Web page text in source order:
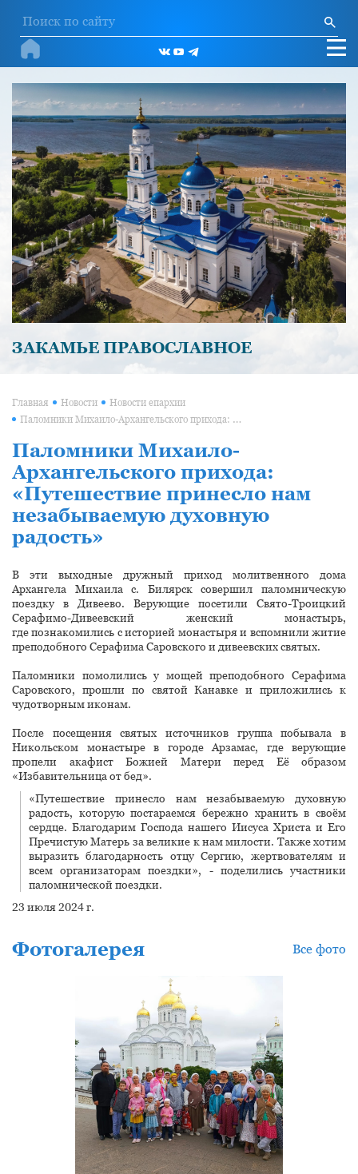
ЗАКАМЬЕ ПРАВОСЛАВНОЕ
Главная Новости Новости епархии
Паломники Михаило-Архангельского прихода: «Путешествие принесло нам незабываемую духовную радость»
Паломники Михаило-
Архангельского прихода:
«Путешествие принесло нам
незабываемую духовную
радость»
В эти выходные дружный приход молитвенного дома
Архангела Михаила с. Билярск совершил паломническую
поездку в Дивеево. Верующие посетили Свято-Троицкий
Серафимо-Дивеевский женский монастырь,
где познакомились с историей монастыря и вспомнили житие
преподобного Серафима Саровского и дивеевских святых.
Паломники помолились у мощей преподобного Серафима
Саровского, прошли по святой Канавке и приложились к
чудотворным иконам.
После посещения святых источников группа побывала в
Никольском монастыре в городе Арзамас, где верующие
пропели акафист Божией Матери перед Её образом
«Избавительница от бед».
«Путешествие принесло нам незабываемую духовную
радость, которую постараемся бережно хранить в своём
сердце. Благодарим Господа нашего Иисуса Христа и Его
Пречистую Матерь за великие к нам милости. Также хотим
выразить благодарность отцу Сергию, жертвователям и
всем организаторам поездки», - поделились участники
паломнической поездки.
23 июля 2024 г.
Фотогалерея Все фото